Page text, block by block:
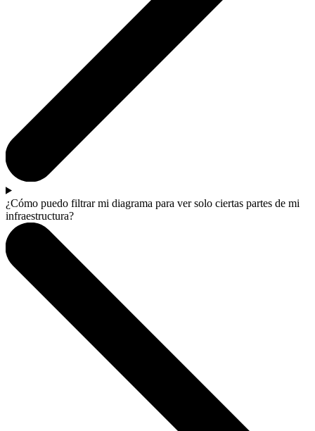
¿Cómo puedo filtrar mi diagrama para ver solo ciertas partes de mi
infraestructura?